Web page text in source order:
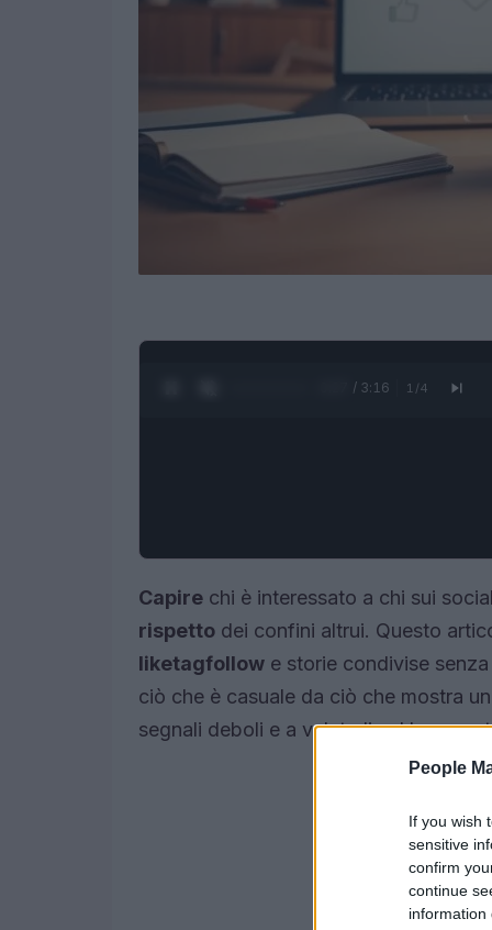
People
If you wish
sensitive
confirm
continue
information
0:28 / 3:16 1 /4
Capire chi è interessato a chi sui
rispetto dei confini altrui. Questo
liketagfollow e storie condivise
ciò che è casuale da ciò che mostra un
segnali deboli e a valutarli nel loro